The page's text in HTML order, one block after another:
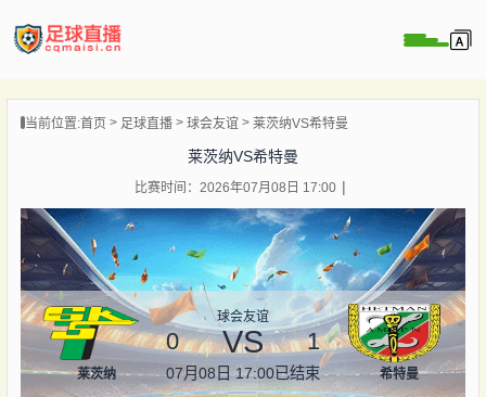
播
闻
当前位置:首页 足球直播 球会友谊 莱茨纳VS希特曼
莱茨纳VS希特曼
比赛时间：2026年07月08日 17:00
莱茨纳
球会友谊
0 VS 1
07月08日 17:00已结束 希特曼